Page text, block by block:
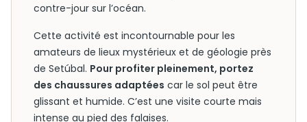
contre-jour sur l’océan.
Cette activité est incontournable pour les
amateurs de lieux mystérieux et de géologie près
de Setúbal. Pour profiter pleinement, portez
des chaussures adaptées car le sol peut être
glissant et humide. C’est une visite courte mais
intense au pied des falaises.